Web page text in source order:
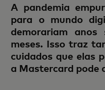
A pandemia
para o mundo
demorariam anos
meses. Isso traz
cuidados que elas
a Mastercard pode